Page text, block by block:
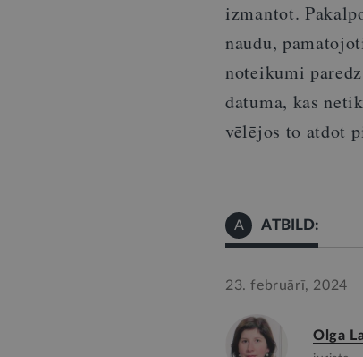
izmantot.
naudu,
noteikumi
datuma, kas
vēlējos to atdot
A ATBILD:
23. februārī, 2024
Olga